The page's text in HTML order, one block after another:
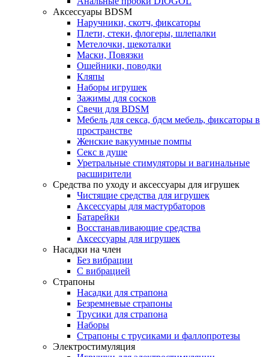
Аксессуары BDSM
Наручники, скотч, фиксаторы
Плети, стеки, флогеры, шлепалки
Метелочки, щекоталки
Маски, Повязки
Ошейники, поводки
Кляпы
Наборы игрушек
Зажимы для сосков
Свечи для BDSM
Мебель для секса, бдсм мебель, фиксаторы в
пространстве
Женские вакуумные помпы
Секс в душе
Уретральные стимуляторы и вагинальные
расширители
Средства по уходу и аксессуары для игрушек
Чистящие средства для игрушек
Аксессуары для мастурбаторов
Батарейки
Восстанавливающие средства
Аксессуары для игрушек
Насадки на член
Без вибрации
С вибрацией
Страпоны
Насадки для страпона
Безремневые страпоны
Трусики для страпона
Наборы
Страпоны с трусиками и фаллопротезы
Электростимуляция